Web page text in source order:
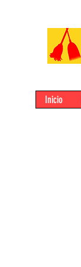
Inicio